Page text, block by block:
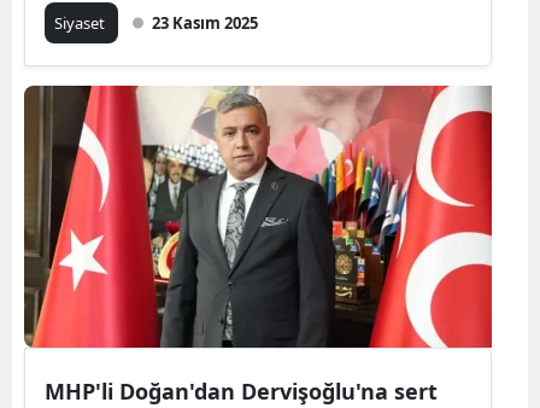
Siyaset 23 Kasım 2025
MHP'li Doğan'dan Dervişoğlu'na sert